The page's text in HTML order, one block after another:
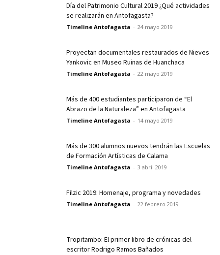
Día del Patrimonio Cultural 2019 ¿Qué actividades
se realizarán en Antofagasta?
Timeline Antofagasta - 24 mayo 2019
Proyectan documentales restaurados de Nieves
Yankovic en Museo Ruinas de Huanchaca
Timeline Antofagasta - 22 mayo 2019
Más de 400 estudiantes participaron de “El
Abrazo de la Naturaleza” en Antofagasta
Timeline Antofagasta - 14 mayo 2019
Más de 300 alumnos nuevos tendrán las Escuelas
de Formación Artísticas de Calama
Timeline Antofagasta - 3 abril 2019
Filzic 2019: Homenaje, programa y novedades
Timeline Antofagasta - 22 febrero 2019
Tropitambo: El primer libro de crónicas del
escritor Rodrigo Ramos Bañados